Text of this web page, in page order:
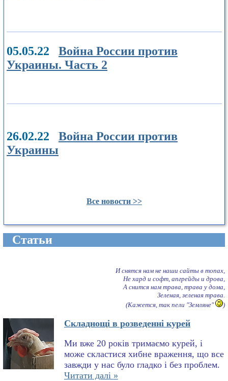
05.05.22 Война России против
Украины. Часть 2
26.02.22 Война России против
Украины
Все новости >>
Cтатьи
И снятся нам не наши сайты в топах,
Не хард и софт, апгрейды и дрова,
А снится нам трава, трава у дома,
Зеленая, зеленая трава.
(Кажется, так пели "Земляне"
)
Складнощі в розведенні курей
Ми вже 20 років тримаємо курей, і
може скластися хибне враження, що все
завжди у нас було гладко і без проблем.
Читати далі »